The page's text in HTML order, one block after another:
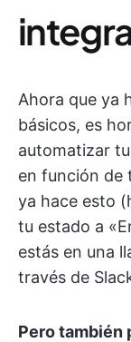
Ahora que ya
básicos, es
automatizar
en función de
ya hace esto
tu estado a
estás en una
través de
Pero también